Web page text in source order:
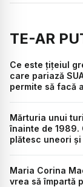
TE-AR
Ce este țițeiul
care pariază
permite să facă
Mărturia unui
înainte de 1989.
plătesc uneori și
Maria Corina
vrea să împartă